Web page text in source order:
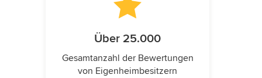
Über 25.000
Gesamtanzahl der Bewertungen
von Eigenheimbesitzern